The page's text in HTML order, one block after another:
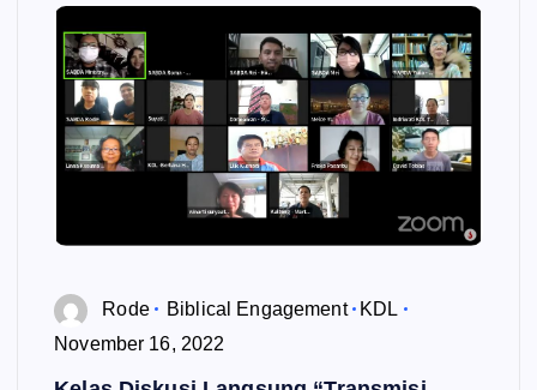
Rode Biblical Engagement
KDL
November 16, 2022